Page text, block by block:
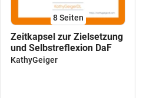
8Seiten
Zeitkapsel zur Zielsetzung
und Selbstreflexion DaF
KathyGeiger